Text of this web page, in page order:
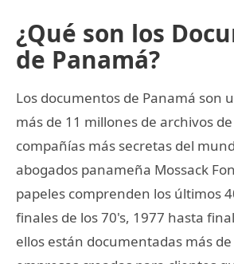
¿Qué son los
de Panamá?
Los documentos de Panamá son
más de 11 millones de archivos
compañías más secretas del
abogados panameña Mossack
papeles comprenden los últimos
finales de los 70's, 1977 hasta
ellos están documentadas más